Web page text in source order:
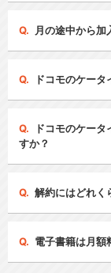
月の途中から加
ドコモのケー
ドコモのケー
すか？
解約にはどれく
電子書籍は月額